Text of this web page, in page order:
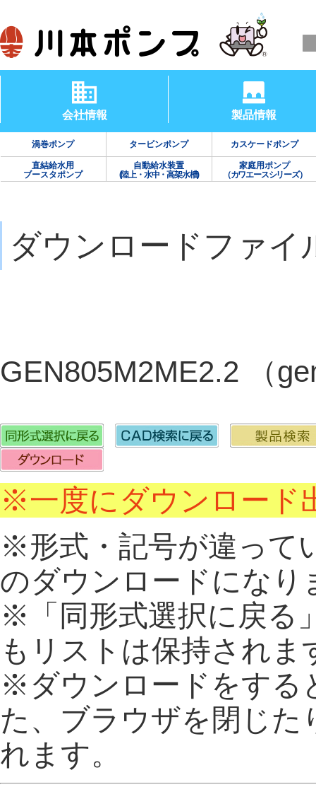
会社情報 製品情報
渦巻ポンプ タービンポンプ カスケードポンプ
直結給水用
ブースタポンプ
自動給水装置
(陸上・水中・高架水槽)
家庭用ポンプ
（カワエースシリーズ）
ダウンロードファイ
GEN805M2ME2.2 （
※一度にダウンロード
※形式・記号が違って
のダウンロードになり
※「同形式選択に戻る
もリストは保持されま
※ダウンロードをする
た、ブラウザを閉じた
れます。